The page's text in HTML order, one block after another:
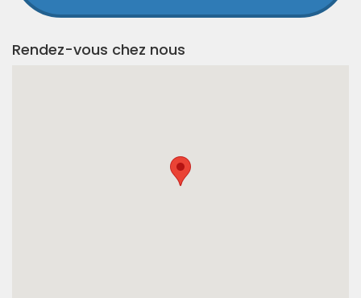
Rendez-vous chez nous